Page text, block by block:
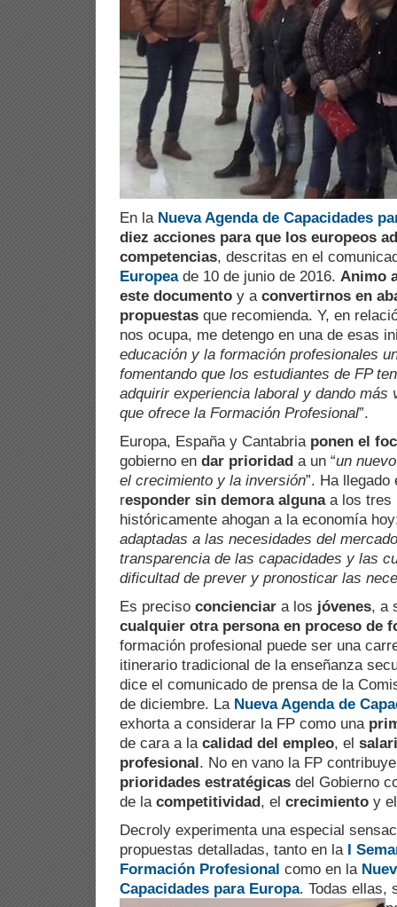
En la Nueva Agenda de Capacidades
diez acciones para que los europeos
competencias, descritas en el
Europeade 10 de junio de 2016. Animo
este documento y a convertirnos en
propuestas que recomienda. Y, en
nos ocupa, me detengo en una de esas
educación y la formación profesionales
fomentando que los estudiantes de FP
adquirir experiencia laboral y dando más
que ofrece la Formación Profesional”.
Europa, España y Cantabria ponen el
gobierno en dar prioridad a un “un
el crecimiento y la inversión”. Ha llegado
responder sin demora algunaa los tres
históricamente ahogan a la economía
adaptadas a las necesidades del
transparencia de las capacidades y las
dificultad de prever y pronosticar las
Es preciso concienciar a los jóvenes, a
cualquier otra persona en proceso de
formación profesional puede ser una
itinerario tradicional de la enseñanza
dice el comunicado de prensa de la
de diciembre. La Nueva Agenda de
exhorta a considerar la FP como una
de cara a la calidad del empleo, el
profesional. No en vano la FP
prioridades estratégicas del Gobierno
de la competitividad, el crecimiento y
Decroly experimenta una especial
propuestas detalladas, tanto en la I
Formación Profesional como en la
Capacidades para Europa. Todas ellas,